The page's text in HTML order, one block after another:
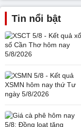
Tin nổi bật